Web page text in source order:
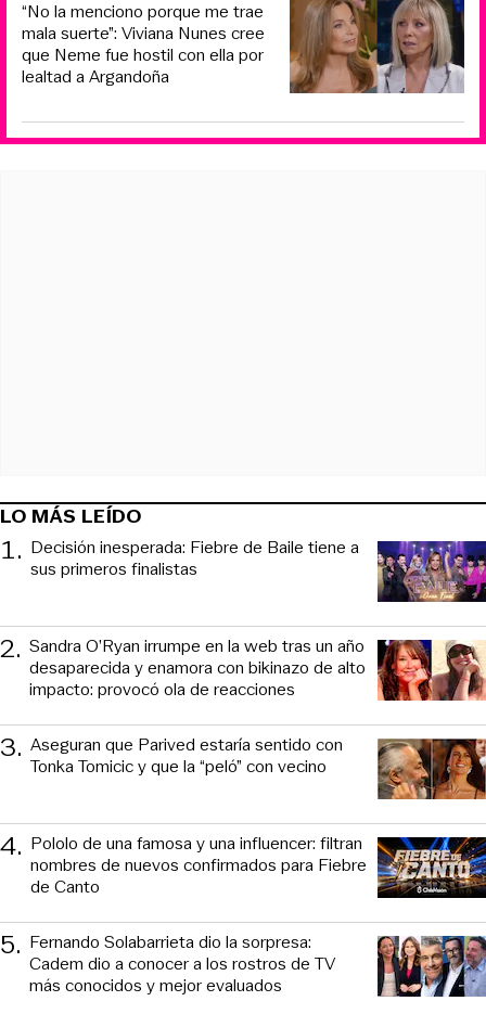
“No la menciono porque me trae
mala suerte”: Viviana Nunes cree
que Neme fue hostil con ella por
lealtad a Argandoña
LO MÁS LEÍDO
1. Decisión inesperada: Fiebre de Baile tiene a
sus primeros finalistas
2. Sandra O’Ryan irrumpe en la web tras un año
desaparecida y enamora con bikinazo de alto
impacto: provocó ola de reacciones
3. Aseguran que Parived estaría sentido con
Tonka Tomicic y que la “peló” con vecino
4. Pololo de una famosa y una influencer: filtran
nombres de nuevos confirmados para Fiebre
de Canto
5. Fernando Solabarrieta dio la sorpresa:
Cadem dio a conocer a los rostros de TV
más conocidos y mejor evaluados